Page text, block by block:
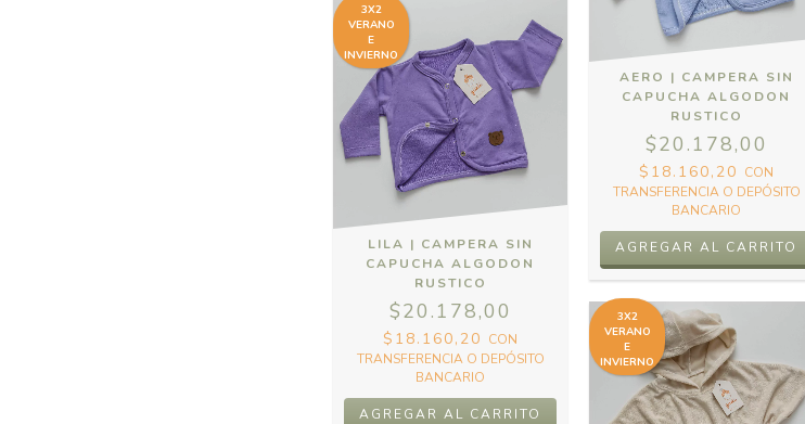
3X2
VERANO
E
INVIERNO
LILA | CAMPERA SIN
CAPUCHA ALGODON
RUSTICO
$20.178,00
$18.160,20 CON
TRANSFERENCIA O DEPÓSITO
BANCARIO
AGREGAR AL CARRITO
AERO | CAMPERA SIN
CAPUCHA ALGODON
RUSTICO
$20.178,00
$18.160,20 CON
TRANSFERENCIA O DEPÓSITO
BANCARIO
AGREGAR AL CARRITO
3X2
VERANO
E
INVIERNO